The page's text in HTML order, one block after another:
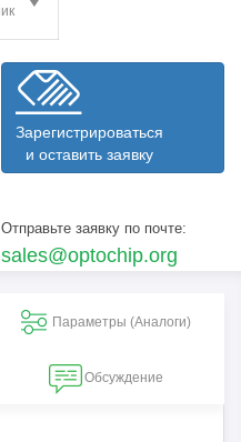
Зарегистрироваться
и оставить заявку
Отправьте заявку по почте:
sales@optochip.org
Параметры (Aналоги)
Обсуждение